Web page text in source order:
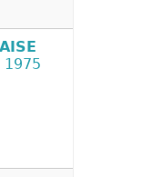
1975